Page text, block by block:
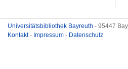
Universitätsbibliothek Bayreuth - 95447
Kontakt- Impressum - Datenschutz